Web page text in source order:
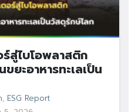
สู่ไบโอพลาสติก
ยะอาหารทะเลเป็น
, ESG Report